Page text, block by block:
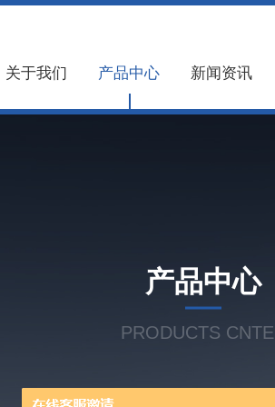
关于我们 产品中心 新闻资讯
产品中心
PRODUCTS